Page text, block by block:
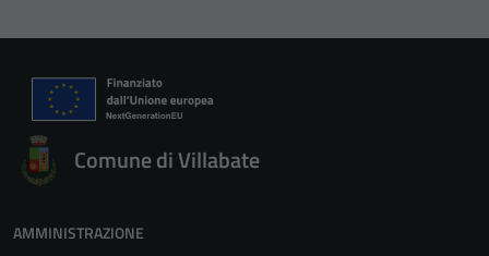
Comune di Villabate
AMMINISTRAZIONE